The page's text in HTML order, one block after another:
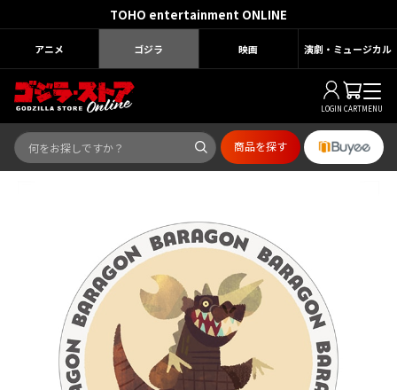
TOHO entertainment ONLINE
アニメ ゴジラ 映画 演劇・ミュージカル
LOGIN CARTMENU
商品を探す